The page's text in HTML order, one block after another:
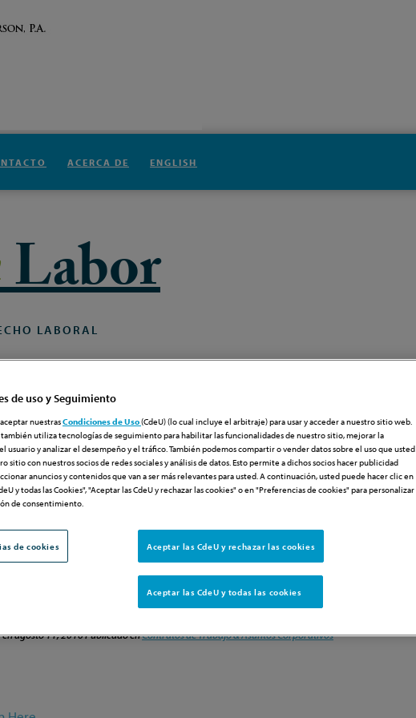
ACERCA DE ENGLISH
Labor
LABORAL
PUBLISHED BY
Corporativos
Cuando un empleado en la Florida se va con la competencia: Bienvenidos a la carrera
en la Florida se va con la
a la carrera corta de las
enagosto 11, 2016Publicado enContratos de Trabajo & Asuntos Corporativos
de uso y Seguimiento
nuestrasCondiciones de Uso(CdeU) (lo cual incluye el arbitraje) para usar y acceder a nuestro sitio web.
utiliza tecnologías de seguimiento para habilitar las funcionalidades de nuestro sitio, mejorar la
usuario y analizar el desempeño y el tráfico. También podemos compartir o vender datos sobre el uso que usted
sitio con nuestros socios de redes sociales y análisis de datos. Esto permite a dichos socios hacer publicidad
anuncios y contenidos que van a ser más relevantes para usted. A continuación, usted puede hacer clic en
y todas las Cookies", "Aceptar las CdeU y rechazar las cookies" o en "Preferencias de cookies" para personalizar
de consentimiento.
de cookies Aceptar las CdeU y rechazar las cookies